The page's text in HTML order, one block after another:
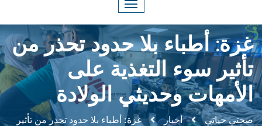
غزة: أطباء بلا حدود تحذر من
تأثير سوء التغذية على
الأمهات وحديثي الولادة
صحتي حياتي أخبار
غزة: أطباء بلا حدود تحذر من تأثير